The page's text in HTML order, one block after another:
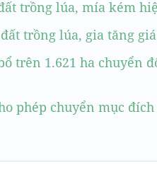
trồng lúa, mía kém
trồng lúa, gia tăng
trên 1.621 ha chuyển
phép chuyển mục